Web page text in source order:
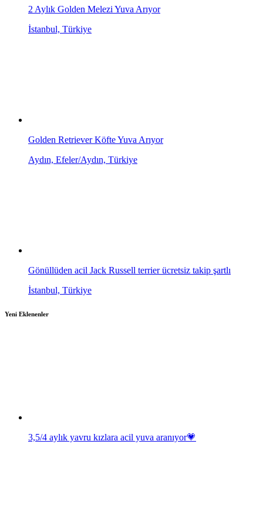
2 Aylık Golden Melezi Yuva Arıyor
İstanbul, Türkiye
Golden Retriever Köfte Yuva Arıyor
Aydın, Efeler/Aydın, Türkiye
Gönüllüden acil Jack Russell terrier ücretsiz takip şartlı
İstanbul, Türkiye
Yeni Eklenenler
3,5/4 aylık yavru kızlara acil yuva aranıyor💗